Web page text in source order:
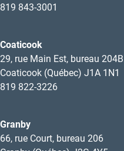
819 843-3001
Coaticook
29, rue Main Est, bureau 204B
Coaticook (Québec) J1A 1N1
819 822-3226
Granby
66, rue Court, bureau 206